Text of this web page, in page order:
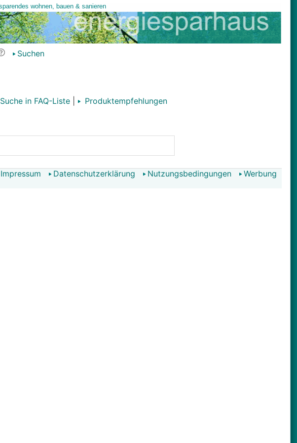
Suchen
Suche in FAQ-Liste Produktempfehlungen
Impressum Datenschutzerklärung Nutzungsbedingungen Werbung